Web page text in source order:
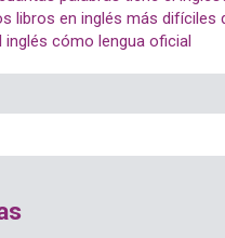
libros en inglés más difíciles
inglés cómo lengua oficial